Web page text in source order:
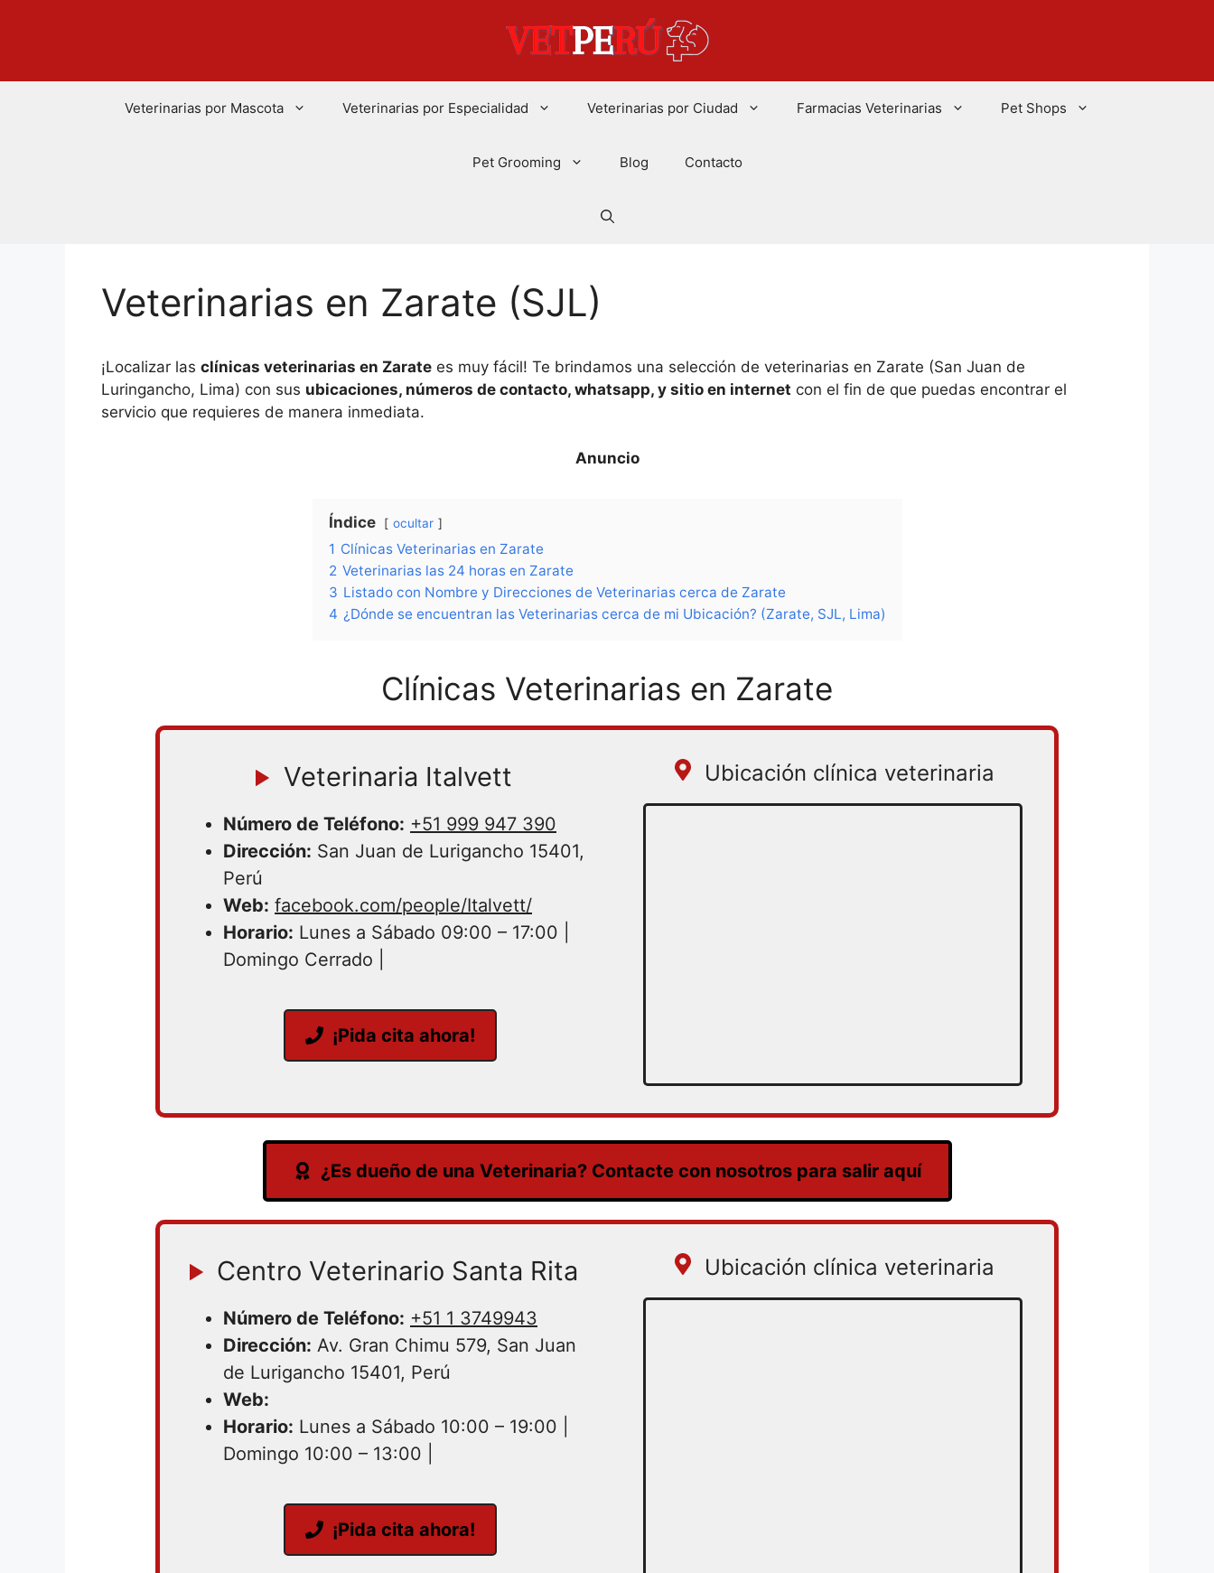
Veterinarias por Mascota Veterinarias por Especialidad Veterinarias por Ciudad Farmacias Veterinarias Pet Shops
Pet Grooming Blog Contacto
Veterinarias en Zarate (SJL)
¡Localizar las clínicas veterinarias en Zarate es muy fácil! Te brindamos una selección de veterinarias en Zarate (San Juan de
Luringancho, Lima) con sus ubicaciones, números de contacto, whatsapp, y sitio en internet con el fin de que puedas encontrar el
servicio que requieres de manera inmediata.
Índice ocultar
1 Clínicas Veterinarias en Zarate
2 Veterinarias las 24 horas en Zarate
3 Listado con Nombre y Direcciones de Veterinarias cerca de Zarate
4 ¿Dónde se encuentran las Veterinarias cerca de mi Ubicación? (Zarate, SJL, Lima)
Clínicas Veterinarias en Zarate
Veterinaria Italvett
Número de Teléfono: +51 999 947 390
Dirección: San Juan de Lurigancho 15401,
Perú
Web: facebook.com/people/Italvett/
Horario: Lunes a Sábado 09:00 – 17:00 |
Domingo Cerrado |
¡Pida cita ahora!
Ubicación clínica veterinaria
¿Es dueño de una Veterinaria? Contacte con nosotros para salir aquí
Centro Veterinario Santa Rita
Número de Teléfono: +51 1 3749943
Dirección: Av. Gran Chimu 579, San Juan
de Lurigancho 15401, Perú
Web:
Horario: Lunes a Sábado 10:00 – 19:00 |
Domingo 10:00 – 13:00 |
¡Pida cita ahora!
Ubicación clínica veterinaria